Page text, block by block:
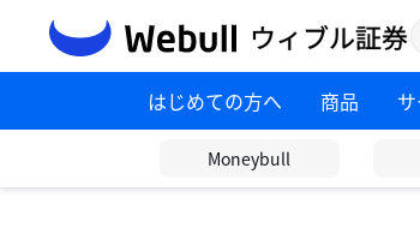
はじめての方へ 商品
Moneybull